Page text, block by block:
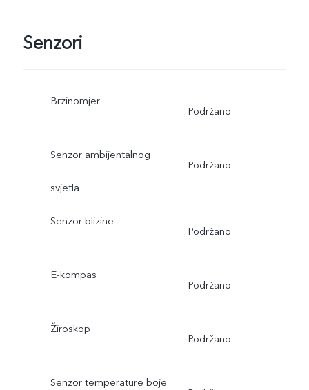
Senzori
Brzinomjer
Podržano
Senzor ambijentalnog
svjetla
Podržano
Senzor blizine
Podržano
E-kompas
Podržano
Žiroskop
Podržano
Senzor temperature boje